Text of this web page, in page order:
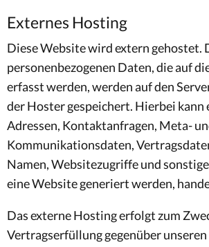
Externes Hosting
Diese Website wird extern gehostet.
personenbezogenen Daten, die auf
erfasst werden, werden auf den
der Hoster gespeichert. Hierbei kann
Adressen, Kontaktanfragen, Meta-
Kommunikationsdaten,
Namen, Websitezugriffe und
eine Website generiert werden,
Das externe Hosting erfolgt zum
Vertragserfüllung gegenüber